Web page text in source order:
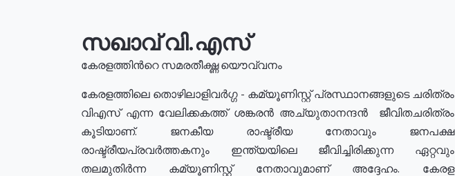
സഖാവ് വി.എസ്
കേരളത്തിൻറെ സമരതീക്ഷ്ണ യൌവ്വനം
കേരളത്തിലെ തൊഴിലാളിവർഗ്ഗ - കമ്യൂണിസ്റ്റ് പ്രസ്ഥാനങ്ങളുടെ ചരിത്രം
വിഎസ് എന്ന വേലിക്കകത്ത് ശങ്കരൻ അച്യുതാനന്ദൻ ജീവിതചരിത്രം
കൂടിയാണ്. ജനകീയ രാഷ്ട്രീയ നേതാവും ജനപക്ഷ
രാഷ്ട്രീയപ്രവർത്തകനും ഇന്ത്യയിലെ ജീവിച്ചിരിക്കുന്ന ഏറ്റവും
തലമുതിർന്ന കമ്യൂണിസ്റ്റ് നേതാവുമാണ് അദ്ദേഹം. കേരള